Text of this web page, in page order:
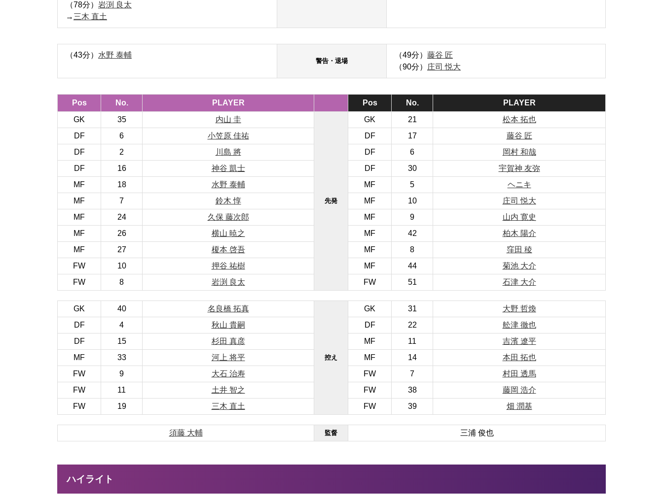
（78分） 岩渕 良太
→ 三木 直土
（43分） 水野 泰輔
警告・退場
（49分） 藤谷 匠
（90分）
庄司 悦大
Pos No. PLAYER Pos No.
PLAYER
GK
35 内山 圭
先発
GK 21
松本 拓也
DF
6 小笠原 佳祐 DF 17
藤谷 匠
DF
2 川島 將 DF 6
岡村 和哉
DF
16 神谷 凱士 DF 30
宇賀神 友弥
MF
18 水野 泰輔 MF 5
ヘニキ
MF
7 鈴木 惇 MF 10
庄司 悦大
MF
24 久保 藤次郎 MF 9
山内 寛史
MF
26 横山 暁之 MF 42
柏木 陽介
MF
27 榎本 啓吾 MF 8
窪田 稜
FW
10 押谷 祐樹 MF 44
菊池 大介
FW
8 岩渕 良太 FW 51 石津 大介
GK 40 名良橋 拓真
控え
GK 31
大野 哲煥
DF
4 秋山 貴嗣 DF 22
舩津 徹也
DF
15 杉田 真彦 MF 11
吉濱 遼平
MF
33 河上 将平 MF 14
本田 拓也
FW
9 大石 治寿 FW 7
村田 透馬
FW
11 土井 智之 FW 38
藤岡 浩介
FW
19 三木 直土 FW 39 畑 潤基
須藤 大輔 監督 三浦 俊也
ハイライト